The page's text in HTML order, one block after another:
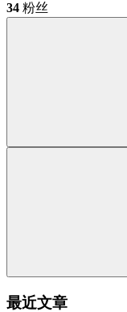
34 粉丝
最近文章